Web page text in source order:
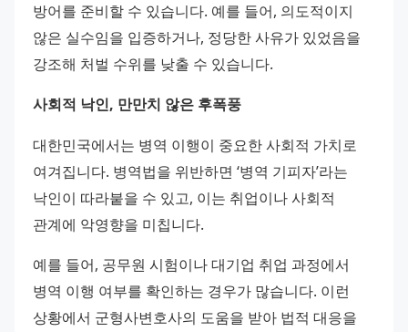
방어를 준비할 수 있습니다. 예를 들어, 의도적이지
않은 실수임을 입증하거나, 정당한 사유가 있었음을
강조해 처벌 수위를 낮출 수 있습니다.
사회적 낙인, 만만치 않은 후폭풍
대한민국에서는 병역 이행이 중요한 사회적 가치로
여겨집니다. 병역법을 위반하면 ‘병역 기피자’라는
낙인이 따라붙을 수 있고, 이는 취업이나 사회적
관계에 악영향을 미칩니다.
예를 들어, 공무원 시험이나 대기업 취업 과정에서
병역 이행 여부를 확인하는 경우가 많습니다. 이런
상황에서 군형사변호사의 도움을 받아 법적 대응을